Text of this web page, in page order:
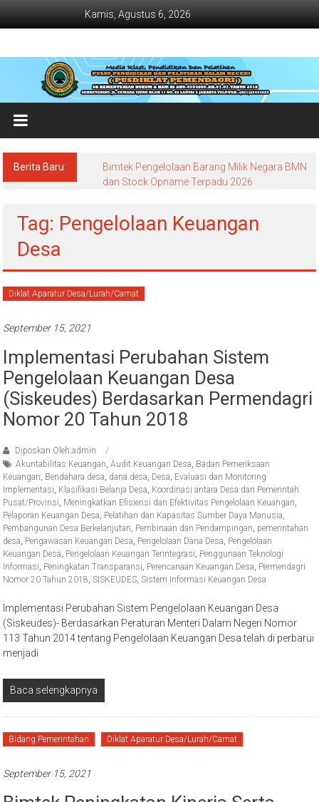
Kamis, Agustus 6, 2026
Jadwal
Bimtek
dan
Diklat
Terbaru
Dan
Berita Baru:
Bimtek Pengelolaan Barang Milik Negara BMN
dan Stock Opname Terpadu 2026
Tag: Pengelolaan Keuangan
Desa
Diklat Aparatur Desa/Lurah/Camat
September 15, 2021
Implementasi Perubahan Sistem
Pengelolaan Keuangan Desa
(Siskeudes) Berdasarkan Permendagri
Nomor 20 Tahun 2018
Diposkan Oleh:admin
Akuntabilitas Keuangan,Audit Keuangan Desa, Badan Pemeriksaan
Keuangan, Bendahara desa, dana desa, Desa, Evaluasi dan Monitoring
Implementasi, Klasifikasi Belanja Desa, Koordinasi antara Desa dan Pemerintah
Pusat/Provinsi, Meningkatkan Efisiensi dan Efektivitas Pengelolaan Keuangan,
Pelaporan Keuangan Desa, Pelatihan dan Kapasitas Sumber Daya Manusia,
Pembangunan Desa Berkelanjutan, Pembinaan dan Pendampingan, pemerintahan
desa, Pengawasan Keuangan Desa, Pengelolaan Dana Desa, Pengelolaan
Keuangan Desa, Pengelolaan Keuangan Terintegrasi, Penggunaan Teknologi
Informasi, Peningkatan Transparansi, Perencanaan Keuangan Desa, Permendagri
Nomor 20 Tahun 2018,SISKEUDES,Sistem Informasi Keuangan Desa
Implementasi Perubahan Sistem Pengelolaan Keuangan Desa
(Siskeudes)- Berdasarkan Peraturan Menteri Dalam Negeri Nomor
113 Tahun 2014 tentang Pengelolaan Keuangan Desa telah di perbarui
menjadi
Baca selengkapnya
Bidang Pemerintahan Diklat Aparatur Desa/Lurah/Camat
September 15, 2021